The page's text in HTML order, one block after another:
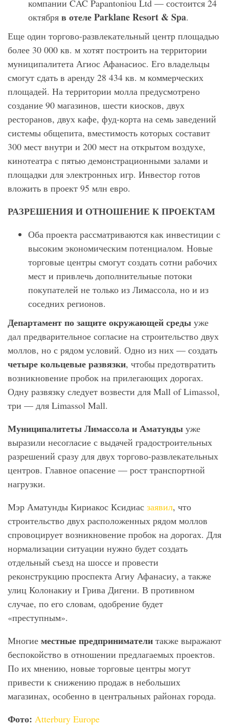
компании CAC Papantoniou Ltd — состоится 24
октября в отелеParklane Resort & Spa.
Еще один торгово-развлекательный центр площадью
более 30 000 кв. м хотят построить на территории
муниципалитета Агиос Афанасиос. Его владельцы
смогут сдать в аренду 28 434 кв. м коммерческих
площадей. На территории молла предусмотрено
создание 90 магазинов, шести киосков, двух
ресторанов, двух кафе, фуд-корта на семь заведений
системы общепита, вместимость которых составит
300 мест внутри и 200 мест на открытом воздухе,
кинотеатра с пятью демонстрационными залами и
площадки для электронных игр. Инвестор готов
вложить в проект 95 млн евро.
РАЗРЕШЕНИЯ И ОТНОШЕНИЕ К ПРОЕКТАМ
Оба проекта рассматриваются как инвестиции с
высоким экономическим потенциалом. Новые
торговые центры смогут создать сотни рабочих
мест и привлечь дополнительные потоки
покупателей не только из Лимассола, но и из
соседних регионов.
Департамент по защите окружающей среды уже
дал предварительное согласие на строительство двух
моллов, но с рядом условий. Одно из них — создать
четыре кольцевые развязки, чтобы предотвратить
возникновение пробок на прилегающих дорогах.
Одну развязку следует возвести для Mall of Limassol,
три — для Limassol Mall.
Муниципалитеты Лимассола и Аматунды уже
выразили несогласие с выдачей градостроительных
разрешений сразу для двух торгово-развлекательных
центров. Главное опасение — рост транспортной
нагрузки.
Мэр Аматунды Кириакос Ксидиас заявил, что
строительство двух расположенных рядом моллов
спровоцирует возникновение пробок на дорогах. Для
нормализации ситуации нужно будет создать
отдельный съезд на шоссе и провести
реконструкцию проспекта Агиу Афанасиу, а также
улиц Колонакиу и Грива Дигени. В противном
случае, по его словам, одобрение будет
«преступным».
Многие местные предприниматели также выражают
беспокойство в отношении предлагаемых проектов.
По их мнению, новые торговые центры могут
привести к снижению продаж в небольших
магазинах, особенно в центральных районах города.
Фото: Atterbury Europe